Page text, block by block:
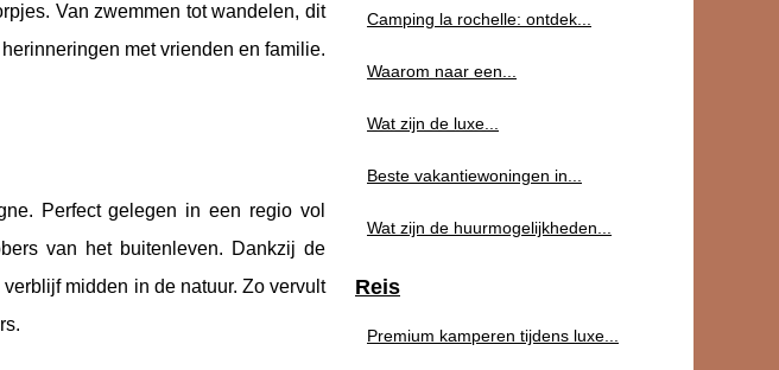
Van zwemmen tot wandelen, dit
met vrienden en familie.
Perfect gelegen in een regio vol
van het buitenleven. Dankzij de
midden in de natuur. Zo vervult
Camping la rochelle: ontdek...
Waarom naar een...
Wat zijn de luxe...
Beste vakantiewoningen in...
Wat zijn de huurmogelijkheden...
Reis
Premium kamperen tijdens luxe...